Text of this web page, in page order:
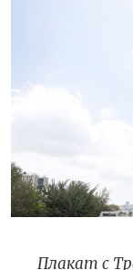
Плакат с